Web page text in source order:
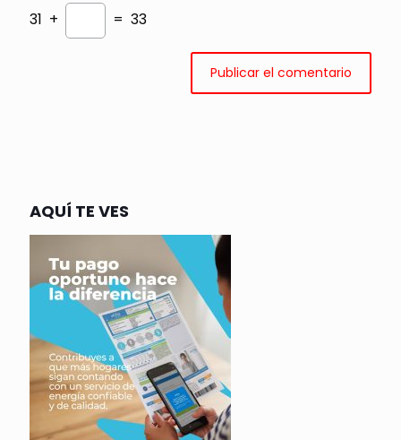
31 +
= 33
AQUÍ TE VES